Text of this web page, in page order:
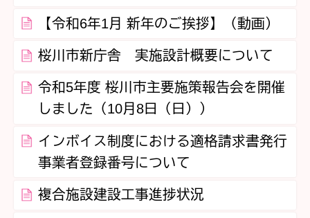
【令和6年1月 新年のご挨拶】（動画）
桜川市新庁舎 実施設計概要について
令和5年度 桜川市主要施策報告会を開催
しました（10月8日（日））
インボイス制度における適格請求書発行
事業者登録番号について
複合施設建設工事進捗状況